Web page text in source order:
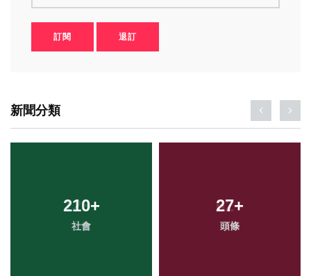
訂閱 退訂
新聞分類
210+
社會
27+
頭條